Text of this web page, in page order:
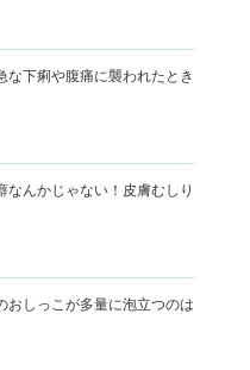
な下痢や腹痛に襲われたとき
なんかじゃない！皮膚むしり
おしっこが多量に泡立つのは